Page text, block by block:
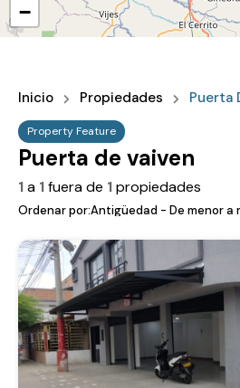
−
Inicio Propiedades Puerta
Property Feature
Puerta de vaiven
1a 1fuera de 1propiedades
Ordenar por:Antigüedad - De menor a